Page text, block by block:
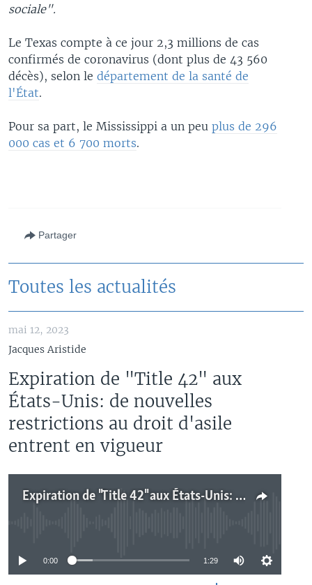
sociale".
Le Texas compte à ce jour 2,3 millions de cas
confirmés de coronavirus (dont plus de 43 560
décès), selon le département de la santé de
l'État.
Pour sa part, le Mississippi a un peu plus de 296
000 cas et 6 700 morts.
Partager
Toutes les actualités
mai 12, 2023
Jacques Aristide
Expiration de "Title 42" aux
États-Unis: de nouvelles
restrictions au droit d'asile
entrent en vigueur
Expiration de "Title 42" aux États-Unis: de nouvelles restrictions au droit d'asile entrent en vigueur
0:00 1:29